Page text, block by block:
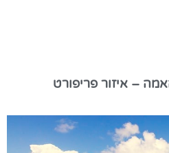
– איזור פריפורט